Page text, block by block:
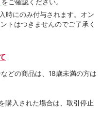
をご確認ください。
時にのみ付与されます。オン
トはつきませんのでご了承く
どの商品は、18歳未満の方は
購入された場合は、取引停止